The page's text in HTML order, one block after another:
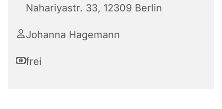
Nahariyastr. 33, 12309 Berlin
Johanna Hagemann
frei